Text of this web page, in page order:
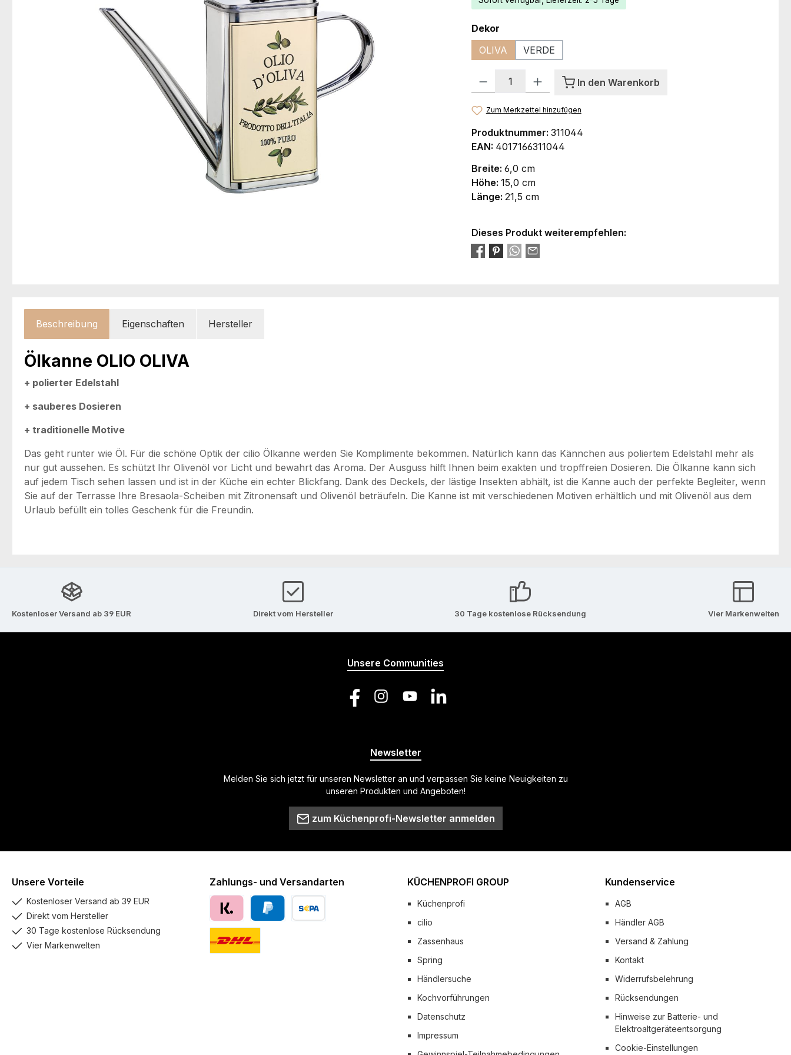
Dekorauswählen
OLIVA
VERDE
Produkt Anzahl: Gib den gewünschten Wert ein oder benutze die Schaltflächen
In den Warenkorb
Zum Merkzettel hinzufügen
Produktnummer: 311044
EAN: 4017166311044
Breite: 6,0 cm
Höhe: 15,0 cm
Länge: 21,5 cm
Dieses Produkt weiterempfehlen:
Beschreibung Eigenschaften Hersteller
Ölkanne OLIO OLIVA
+ polierter Edelstahl
+ sauberes Dosieren
+ traditionelle Motive
Das geht runter wie Öl. Für die schöne Optik der cilio Ölkanne werden Sie Komplimente bekommen. Natürlich kann das Kännchen aus poliertem Edelstahl mehr als
nur gut aussehen. Es schützt Ihr Olivenöl vor Licht und bewahrt das Aroma. Der Ausguss hilft Ihnen beim exakten und tropffreien Dosieren. Die Ölkanne kann sich
auf jedem Tisch sehen lassen und ist in der Küche ein echter Blickfang. Dank des Deckels, der lästige Insekten abhält, ist die Kanne auch der perfekte Begleiter, wenn
Sie auf der Terrasse Ihre Bresaola-Scheiben mit Zitronensaft und Olivenöl beträufeln. Die Kanne ist mit verschiedenen Motiven erhältlich und mit Olivenöl aus dem
Urlaub befüllt ein tolles Geschenk für die Freundin.
Kostenloser Versand ab 39 EUR Direkt vom Hersteller 30 Tage kostenlose Rücksendung Vier Markenwelten
Unsere Communities
FacebookInstagramYouTube LinkedIn
Newsletter
Melden Sie sich jetzt für unseren Newsletter an und verpassen Sie keine Neuigkeiten zu
unseren Produkten und Angeboten!
zum Küchenprofi-Newsletter anmelden
Unsere Vorteile
Kostenloser Versand ab 39 EUR
Direkt vom Hersteller
30 Tage kostenlose Rücksendung
Vier Markenwelten
Zahlungs- und Versandarten
PayPal
Klarna
KÜCHENPROFI GROUP
Küchenprofi
cilio
Zassenhaus
Spring
Händlersuche
Kochvorführungen
Datenschutz
Impressum
Kundenservice
AGB
Händler AGB
Versand & Zahlung
Kontakt
Widerrufsbelehrung
Rücksendungen
Hinweise zur Batterie- und
Elektroaltgeräteentsorgung
Cookie-Einstellungen